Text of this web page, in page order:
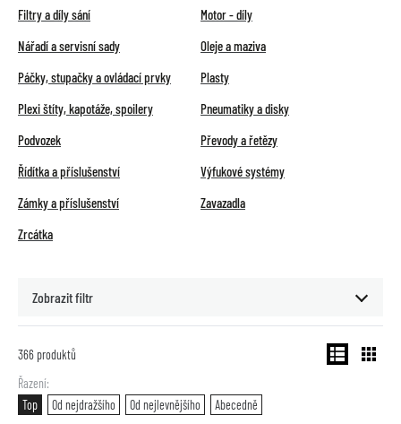
Filtry a díly sání
Motor - díly
Nářadí a servisní sady
Oleje a maziva
Páčky, stupačky a ovládací prvky
Plasty
Plexi štíty, kapotáže, spoilery
Pneumatiky a disky
Podvozek
Převody a řetězy
Řídítka a příslušenství
Výfukové systémy
Zámky a příslušenství
Zavazadla
Zrcátka
Zobrazit filtr
366 produktů
Řazení
Top
Od nejdražšího Od nejlevnějšího Abecedně